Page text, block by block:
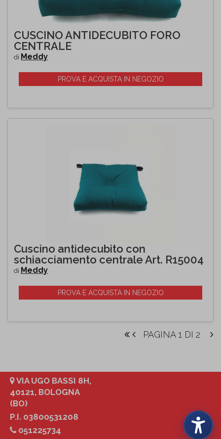
CUSCINO ANTIDECUBITO FORO
CENTRALE
di Meddy
PROVA E ACQUISTA IN NEGOZIO
Cuscino antidecubito con
schiacciamento centrale Art. R15004
di Meddy
PROVA E ACQUISTA IN NEGOZIO
PAGINA 1 DI 2
VIA UGO BASSI 8H,
40121, BOLOGNA
(BO)
P.I. 03800531208
051225734